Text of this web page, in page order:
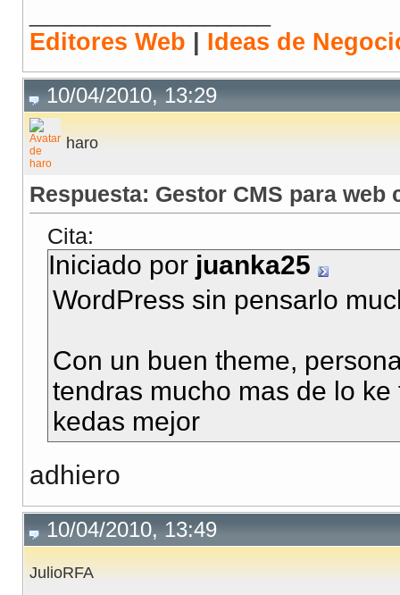
Editores Web | Ideas de
10/04/2010, 13:29
haro
Respuesta: Gestor CMS para web
Cita:
Iniciado por juanka25
WordPress sin pensarlo
Con un buen theme,
tendras mucho mas de lo
kedas mejor
adhiero
10/04/2010, 13:49
JulioRFA